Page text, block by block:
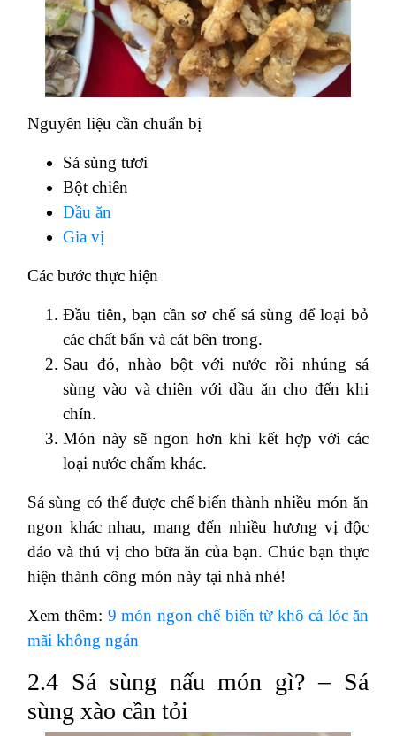
Nguyên liệu cần chuẩn bị
Sá sùng tươi
Bột chiên
Dầu ăn
Gia vị
Các bước thực hiện
Đầu tiên, bạn cần sơ chế sá sùng để loại bỏ
các chất bẩn và cát bên trong.
Sau đó, nhào bột với nước rồi nhúng sá
sùng vào và chiên với dầu ăn cho đến khi
chín.
Món này sẽ ngon hơn khi kết hợp với các
loại nước chấm khác.
Sá sùng có thể được chế biến thành nhiều món ăn
ngon khác nhau, mang đến nhiều hương vị độc
đáo và thú vị cho bữa ăn của bạn. Chúc bạn thực
hiện thành công món này tại nhà nhé!
Xem thêm: 9 món ngon chế biến từ khô cá lóc ăn
mãi không ngán
2.4 Sá sùng nấu món gì? – Sá
sùng xào cần tỏi